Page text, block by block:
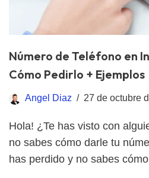
Número de Teléfono en
Cómo Pedirlo + Ejemplos
Angel Diaz 27 de octubre
Hola! ¿Te has visto con
no sabes cómo darle tu
has perdido y no sabes